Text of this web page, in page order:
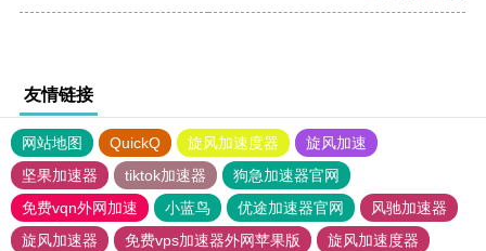
友情链接
网站地图 QuickQ 旋风加速度器
旋风加速
坚果加速器
tiktok加速器
狗急加速器官网
免费vqn外网加速
小蓝鸟 优途加速器官网
风驰加速器
旋风加速器
免费vps加速器外网苹果版
旋风加速度器